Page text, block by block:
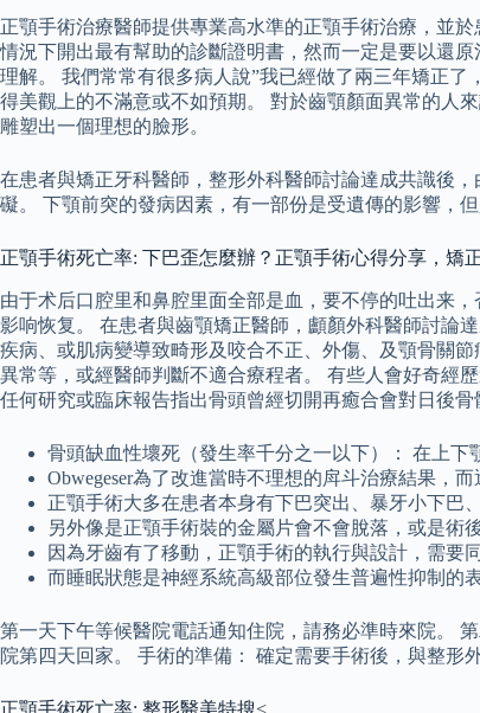
正顎手術治療醫師提供專業高水準的正顎手術治療，並
情況下開出最有幫助的診斷證明書，然而一定是要以還
理解。 我們常常有很多病人說”我已經做了兩三年矯正
得美觀上的不滿意或不如預期。 對於齒顎顏面異常的人
雕塑出一個理想的臉形。
在患者與矯正牙科醫師，整形外科醫師討論達成共識後
礙。 下顎前突的發病因素，有一部份是受遺傳的影響，但
正顎手術死亡率: 下巴歪怎麼辦？正顎手術心得分享，矯
由于术后口腔里和鼻腔里面全部是血，要不停的吐出来
影响恢复。 在患者與齒顎矯正醫師，顱顏外科醫師討論
疾病、或肌病變導致畸形及咬合不正、外傷、及顎骨關
異常等，或經醫師判斷不適合療程者。 有些人會好奇經
任何研究或臨床報告指出骨頭曾經切開再癒合會對日後骨
骨頭缺血性壞死（發生率千分之一以下）： 在上下
Obwegeser為了改進當時不理想的戽斗治療結果，
正顎手術大多在患者本身有下巴突出、暴牙小下巴
另外像是正顎手術裝的金屬片會不會脫落，或是術
因為牙齒有了移動，正顎手術的執行與設計，需要
而睡眠狀態是神經系統高級部位發生普遍性抑制的
第一天下午等候醫院電話通知住院，請務必準時來院。
院第四天回家。 手術的準備： 確定需要手術後，與整形
正顎手術死亡率: 整形醫美特搜<